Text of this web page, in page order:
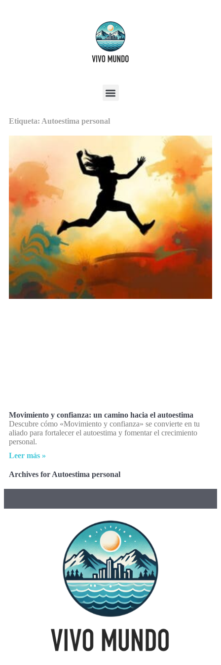
Etiqueta: Autoestima personal
Movimiento y confianza: un camino hacia el autoestima
Descubre cómo «Movimiento y confianza» se convierte en tu
aliado para fortalecer el autoestima y fomentar el crecimiento
personal.
Leer más »
Archives for Autoestima personal